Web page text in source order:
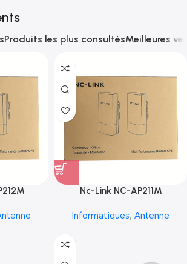
Produits les plus consultésMeilleures
Nc-Link NC-AP211M
Informatiques, Antenne